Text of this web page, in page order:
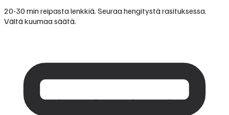
20-30 min reipasta lenkkiä. Seuraa hengitystä rasituksessa.
Vältä kuumaa säätä.